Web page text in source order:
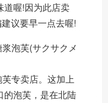
道喔!因为此店卖
议要早一点去喔!
泡芙(サクサクメ
专卖店。这加上
的泡芙，是在北陆